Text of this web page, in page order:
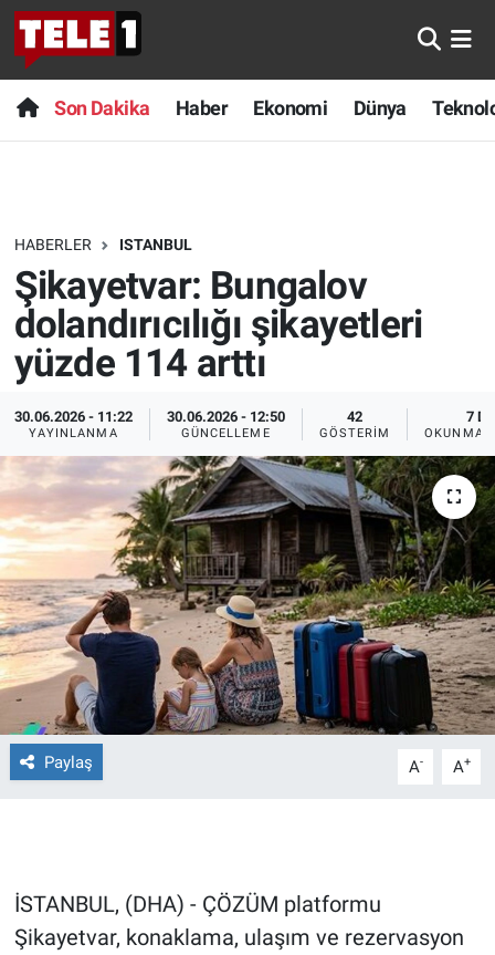
Son Dakika Haber Ekonomi Dünya
HABERLER ISTANBUL
Şikayetvar: Bungalov
dolandırıcılığı şikayetleri
yüzde 114 arttı
30.06.2026 - 11:22
YAYINLANMA
30.06.2026 - 12:50
GÜNCELLEME
42
GÖSTERIM
7 DK
OKUNMA
Paylaş A- A+
İSTANBUL, (DHA) - ÇÖZÜM platformu
Şikayetvar, konaklama, ulaşım ve rezervasyon
Anında Manşet
Başka Sohbetler
Bilim turu
Bilim ve Teknoloji Evreni
Doğa Konuşuyor
Dünya
Ege Saati
Ege'den Esintiler
Eğitim
Eğlence
Ekonomi
Forum
Gün Bitiyor
Son Dakika
Haber
Dünya
Teknoloji
Sağlık
Spor
Yayın Akışı
İletişim
Nöbetçi Eczaneler
Hava Durumu
Trafik Durumu
Süper Lig Puan Durumu ve Fikstür
Tüm Manşetler
Son Dakika Haberleri
Haber Arşivi